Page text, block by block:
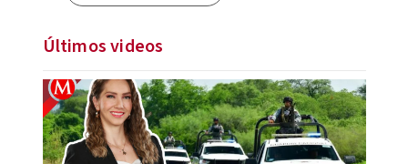
Últimos videos